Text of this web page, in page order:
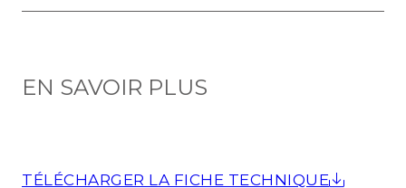
EN SAVOIR PLUS
TÉLÉCHARGER LA FICHE TECHNIQUE